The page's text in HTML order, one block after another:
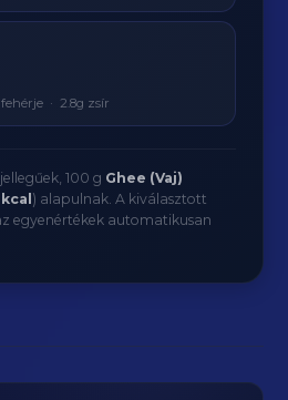
· 2.8g zsír
100 g Ghee (Vaj)
) alapulnak. A kiválasztott
egyenértékek automatikusan